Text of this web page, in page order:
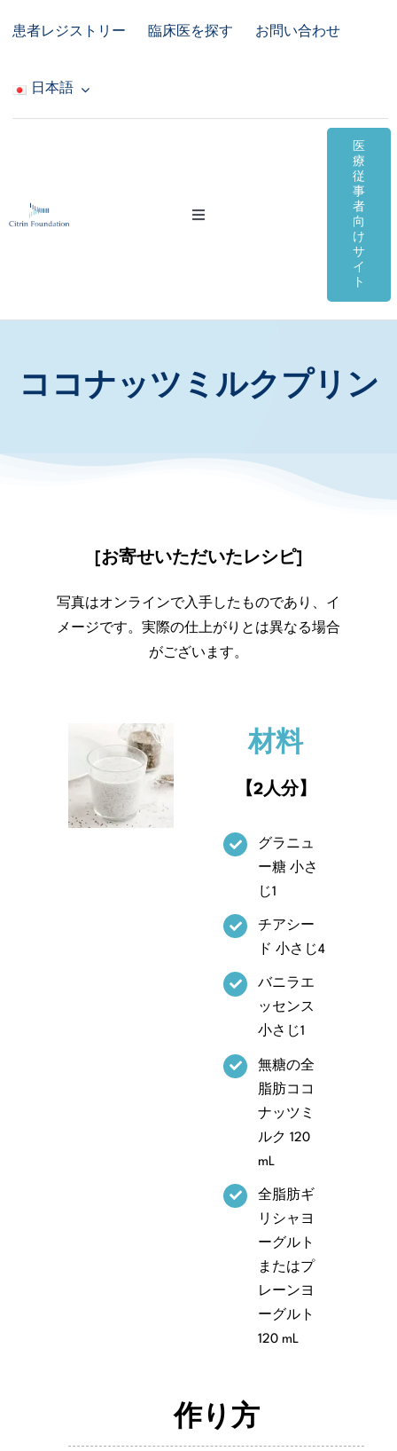
content
患者レジストリー 臨床医を探す お問い合わせ
日本語
Toggle
オンライン資料
コミュニティ＆サポート
医
療
従
事
者
向
け
サ
イ
ト
ココナッツミルクプリン
[お寄せいただいたレシピ]
写真はオンラインで入手したものであり、イ
メージです。実際の仕上がりとは異なる場合
がございます。
材料
【2人分】
グラニュ
ー糖 小さ
じ1
チアシー
ド 小さじ4
バニラエ
ッセンス
小さじ1
無糖の全
脂肪ココ
ナッツミ
ルク 120
mL
全脂肪ギ
リシャヨ
ーグルト
またはプ
レーンヨ
ーグルト
120 mL
作り方